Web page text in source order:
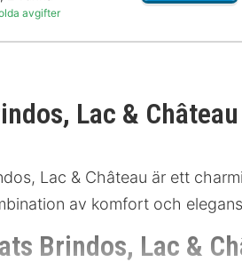
avgifter
Lac & Château
Lac & Château är ett
av komfort och
Brindos, Lac &